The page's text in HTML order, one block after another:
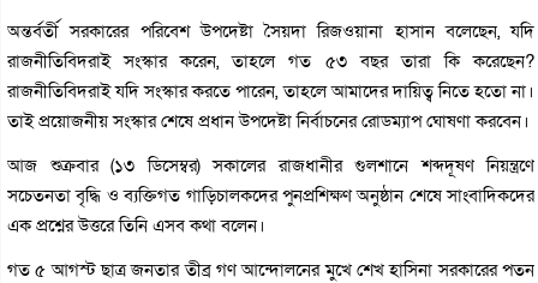
অন্তর্বর্তী সরকারের পরিবেশ উপদেষ্টা সৈয়দা রিজওয়ানা হাসান বলেছেন, যদি
রাজনীতিবিদরাই সংস্কার করেন, তাহলে গত ৫৩ বছর তারা কি করেছেন?
রাজনীতিবিদরাই যদি সংস্কার করতে পারেন, তাহলে আমাদের দায়িত্ব নিতে হতো না।
তাই প্রয়োজনীয় সংস্কার শেষে প্রধান উপদেষ্টা নির্বাচনের রোডম্যাপ ঘোষণা করবেন।
আজ শুক্রবার (১৩ ডিসেম্বর) সকালের রাজধানীর গুলশানে শব্দদূষণ নিয়ন্ত্রণে
সচেতনতা বৃদ্ধি ও ব্যক্তিগত গাড়িচালকদের পুনপ্রশিক্ষণ অনুষ্ঠান শেষে সাংবাদিকদের
এক প্রশ্নের উত্তরে তিনি এসব কথা বলেন।
গত ৫ আগস্ট ছাত্র জনতার তীব্র গণ আন্দোলনের মুখে শেখ হাসিনা সরকারের পতন